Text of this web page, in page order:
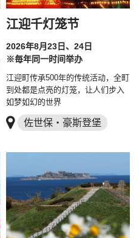
江迎千灯笼节
2026年8月23日、24日
※毎年同一时间举办
江迎町传承500年的传统活动，全町
到处都是点亮的灯笼，让人们步入
如梦如幻的世界
佐世保・豪斯登堡